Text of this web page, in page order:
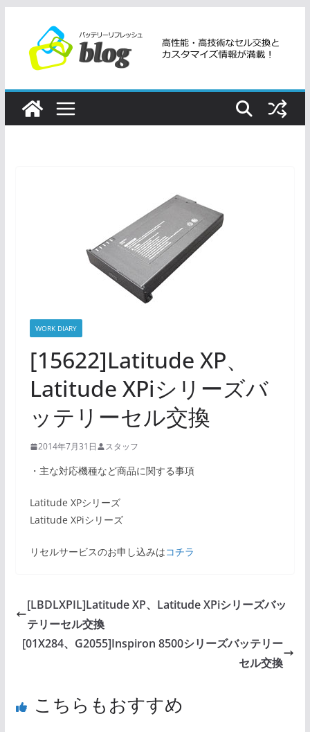
ツ
WORK DIARY
[15622]Latitude XP、
Latitude XPiシリーズバ
ッテリーセル交換
2014年7月31日 スタッフ
・主な対応機種など商品に関する事項
Latitude XPシリーズ
Latitude XPiシリーズ
リセルサービスのお申し込みはコチラ
[LBDLXPIL]Latitude XP、Latitude XPiシリーズバッ
テリーセル交換
[01X284、G2055]Inspiron 8500シリーズバッテリー
セル交換
こちらもおすすめ